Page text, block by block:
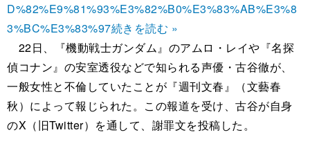
D%82%E9%81%93%E3%82%B0%E3%83%AB%E3%8
3%BC%E3%83%97続きを読む »
22日、『機動戦士ガンダム』のアムロ・レイや『名探
偵コナン』の安室透役などで知られる声優・古谷徹が、
一般女性と不倫していたことが『週刊文春』（文藝春
秋）によって報じられた。この報道を受け、古谷が自身
のX（旧Twitter）を通して、謝罪文を投稿した。